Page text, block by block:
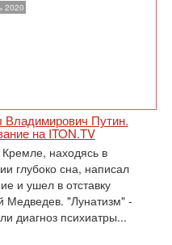
2020
Путин.
на ITON.TV
находясь в
глубоко сна, написал
и ушел в отставку
Медведев. "Лунатизм" -
диагноз психиатры...